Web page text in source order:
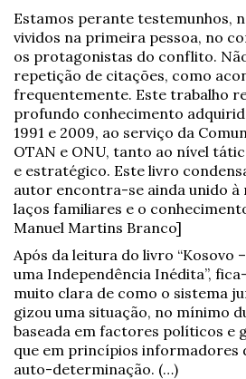
Estamos perante testemunhos,
vividos na primeira pessoa, no
os protagonistas do conflito.
repetição de citações, como
frequentemente. Este trabalho
profundo conhecimento
1991 e 2009, ao serviço da
OTAN e ONU, tanto ao nível
e estratégico. Este livro
autor encontra-se ainda unido à
laços familiares e o
Manuel Martins Branco]
Após da leitura do livro “Kosovo
uma Independência Inédita”,
muito clara de como o sistema
gizou uma situação, no mínimo
baseada em factores políticos e
que em princípios informadores
auto-determinação. (…)